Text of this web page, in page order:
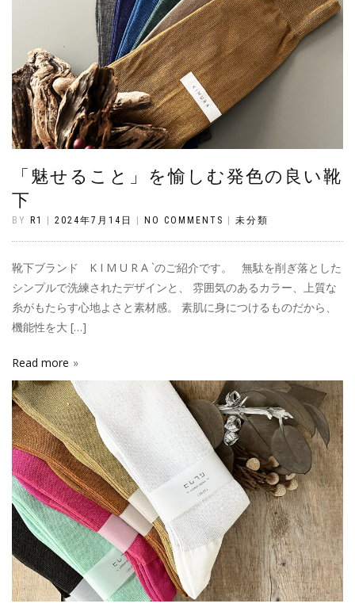
「魅せること」を愉しむ発色の良い靴
下
BY R1 2024年7月14日 NO COMMENTS 未分類
靴下ブランド K I M U R A `のご紹介です。 無駄を削ぎ落とした
シンプルで洗練されたデザインと、 雰囲気のあるカラー、上質な
糸がもたらす心地よさと素材感。 素肌に身につけるものだから、
機能性を大 […]
Read more